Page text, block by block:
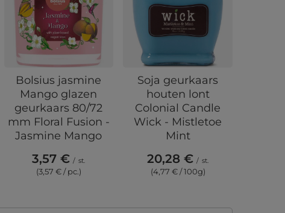
Bolsius jasmine
Mango glazen
geurkaars 80/72
mm Floral Fusion -
Jasmine Mango
3,57 € / st.
(3,57 € / pc.)
Soja geurkaars
houten lont
Colonial Candle
Wick - Mistletoe
Mint
20,28 € / st.
(4,77 € / 100g)